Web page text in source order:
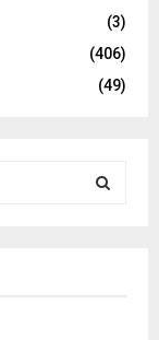
(3)
(406)
(49)